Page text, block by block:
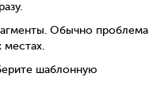
Обычно проблема
местах.
шаблонную